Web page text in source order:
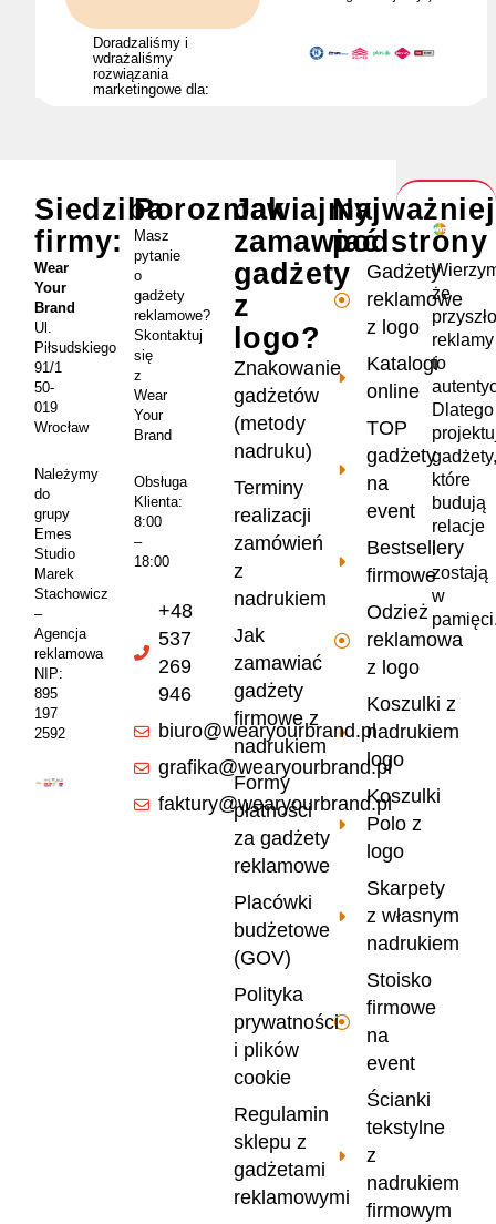
Doradzaliśmy i
wdrażaliśmy
rozwiązania
marketingowe dla:
że
reklamy
to
Dlatego
gadżety,
które
budują
relacje
i
zostają
w
podstrony
Gadżety
reklamowe
z logo
Katalogi
online
TOP
gadżety
na
event
Bestsellery
firmowe
Odzież
reklamowa
z logo
Koszulki z
nadrukiem
logo
Koszulki
Polo z
logo
Skarpety
z własnym
nadrukiem
Stoisko
firmowe
na
event
Ścianki
tekstylne
z
nadrukiem
firmowym
Jak
zamawiać
gadżety
z
logo?
Znakowanie
gadżetów
(metody
nadruku)
Terminy
realizacji
zamówień
z
nadrukiem
Jak
zamawiać
gadżety
firmowe z
nadrukiem
Formy
płatności
za gadżety
reklamowe
Placówki
budżetowe
(GOV)
Polityka
prywatności
i plików
cookie
Regulamin
sklepu z
gadżetami
reklamowymi
Porozmawiajmy
Masz
pytanie
o
gadżety
reklamowe?
Skontaktuj
się
z
Wear
Your
Brand
Obsługa
Klienta:
8:00
–
18:00
+48
537
269
946
biuro@wearyourbrand.pl
grafika@wearyourbrand.pl
faktury@wearyourbrand.pl
Siedziba
firmy:
Wear
Your
Brand
Ul.
Piłsudskiego
91/1
50-
019
Wrocław
Należymy
do
grupy
Emes
Studio
Marek
Stachowicz
–
Agencja
reklamowa
NIP:
895
197
2592